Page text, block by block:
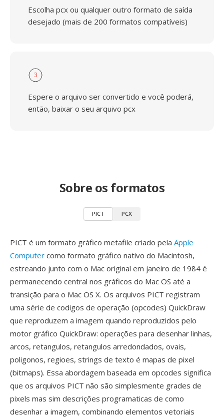
Escolha pcx ou qualquer outro formato de saída
desejado (mais de 200 formatos compatíveis)
3
Espere o arquivo ser convertido e você poderá,
então, baixar o seu arquivo pcx
Sobre os formatos
PICT PCX
PICT é um formato gráfico metafile criado pela Apple
Computer como formato gráfico nativo do Macintosh,
estreando junto com o Mac original em janeiro de 1984 é
permanecendo central nos gráficos do Mac OS até a
transição para o Mac OS X. Os arquivos PICT registram
uma série de codigos de operação (opcodes) QuickDraw
que reproduzem a imagem quando reproduzidos pelo
motor gráfico QuickDraw: operações para desenhar linhas,
arcos, retangulos, retangulos arredondados, ovais,
poligonos, regioes, strings de texto é mapas de pixel
(bitmaps). Essa abordagem baseada em opcodes significa
que os arquivos PICT não são simplesmente grades de
pixels mas sim descrições programaticas de como
desenhar a imagem, combinando elementos vetoriais